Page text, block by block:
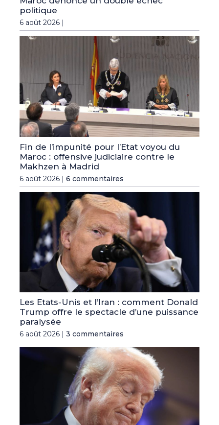
politique
6 août 2026 |
Fin de l’impunité pour l’Etat voyou du
Maroc : offensive judiciaire contre le
Makhzen à Madrid
6 août 2026 | 6 commentaires
Les Etats-Unis et l’Iran : comment Donald
Trump offre le spectacle d’une puissance
paralysée
6 août 2026 | 3 commentaires